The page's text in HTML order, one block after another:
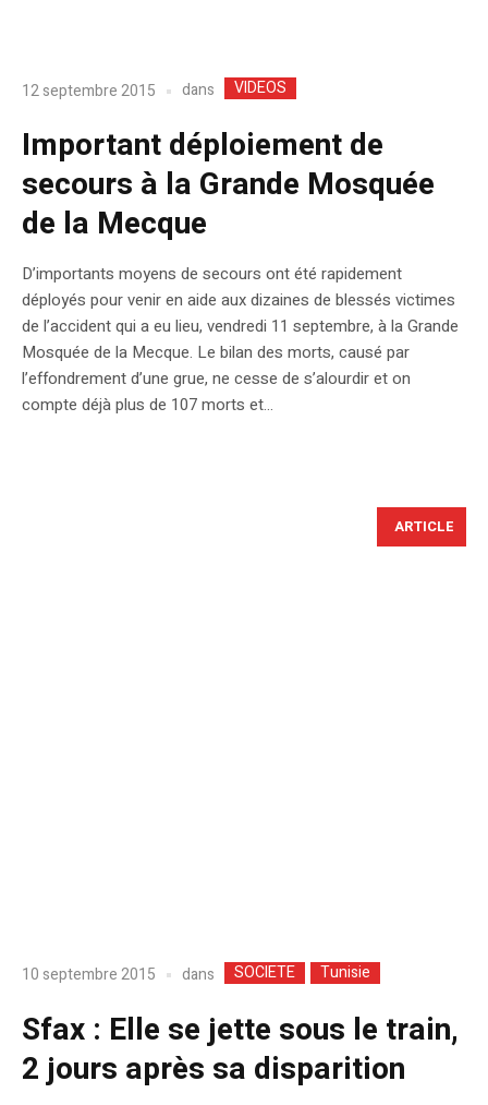
12 septembre 2015 dans VIDEOS
Important déploiement de
secours à la Grande Mosquée
de la Mecque
D’importants moyens de secours ont été rapidement
déployés pour venir en aide aux dizaines de blessés victimes
de l’accident qui a eu lieu, vendredi 11 septembre, à la Grande
Mosquée de la Mecque. Le bilan des morts, causé par
l’effondrement d’une grue, ne cesse de s’alourdir et on
compte déjà plus de 107 morts et...
ARTICLE
10 septembre 2015 dans SOCIETE Tunisie
Sfax : Elle se jette sous le train,
2 jours après sa disparition